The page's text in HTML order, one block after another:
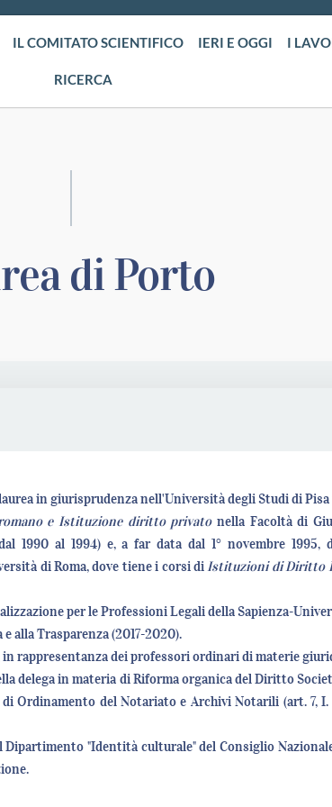
IL COMITATO SCIENTIFICO IERI E OGGI I
RICERCA
di Porto
in giurisprudenza nell'Università degli Studi di Pisa
e Istituzione diritto privatonella Facoltà di
1990 al 1994) e, a far data dal 1° novembre 1995,
di Roma, dove tiene i corsi diIstituzioni di Diritto
per le Professioni Legali della Sapienza-
alla Trasparenza (2017-2020).
rappresentanza dei professori ordinari di materie
delega in materia di Riforma organica del Diritto
Ordinamento del Notariato e Archivi Notarili (art. 7,
"Identità culturale" del Consiglio Nazionale